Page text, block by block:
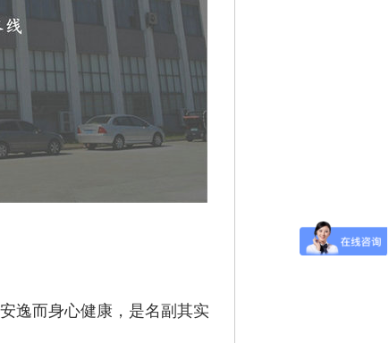
逸而身心健康，是名副其实